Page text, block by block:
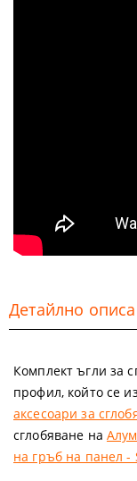
Детайлно
Комплект ъгли за
профил, който се
аксесоари за
сглобяване на
на гръб на панел -